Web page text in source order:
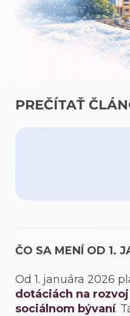
PREČÍTAŤ
ČO SA MENÍ OD 1.
Od 1. januára 2026
dotáciách na
sociálnom bývaní.